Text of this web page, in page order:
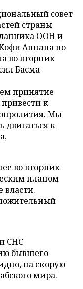
совет
страны
ООН и
Аннана по
во вторник
Басма
принятие
к
Мы
к
во вторник
планом
власти.
СНС
бывшего
на скорую
мира.